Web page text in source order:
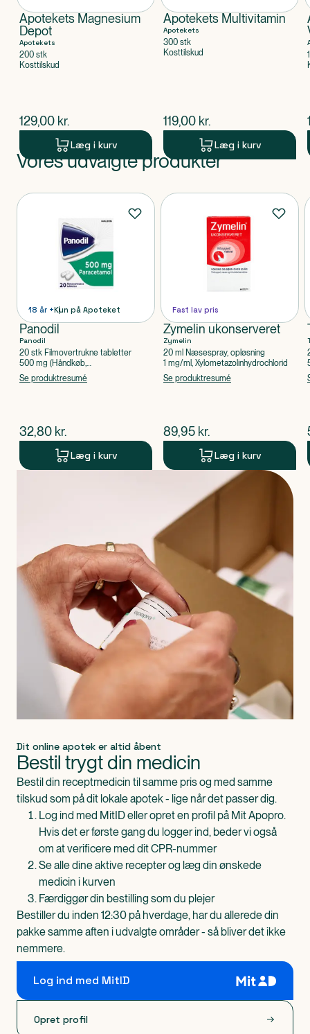
Apotekets Magnesium
Depot
Apotekets
200 stk
Kosttilskud
$nuværende pris
129,00 kr.
Læg i kurv
Apotekets Multivitamin
Apotekets
300 stk
Kosttilskud
$nuværende pris
119,00 kr.
Læg i kurv
Produkt 1 af 0
Vores udvalgte produkter
Produkter
18 år +Kun på Apoteket
Panodil
Panodil
20 stk Filmovertrukne tabletter
500 mg (Håndkøb,
apoteksforbeholdt), Paracetamol
Se produktresumé
$nuværende pris
32,80 kr.
Læg i kurv
Fast lav pris
Zymelin ukonserveret
Zymelin
20 ml Næsespray, opløsning
1 mg/ml, Xylometazolinhydrochlorid
Se produktresumé
$nuværende pris
89,95 kr.
Læg i kurv
Dit online apotek er altid åbent
Bestil trygt din medicin
Bestil din receptmedicin til samme pris og med samme
tilskud som på dit lokale apotek - lige når det passer dig.
Log ind med MitID eller opret en profil på Mit Apopro.
Hvis det er første gang du logger ind, beder vi også
om at verificere med dit CPR-nummer
Se alle dine aktive recepter og læg din ønskede
medicin i kurven
Færdiggør din bestilling som du plejer
Bestiller du inden 12:30 på hverdage, har du allerede din
pakke samme aften i udvalgte områder - så bliver det ikke
nemmere.
Log ind med MitID
Opret profil